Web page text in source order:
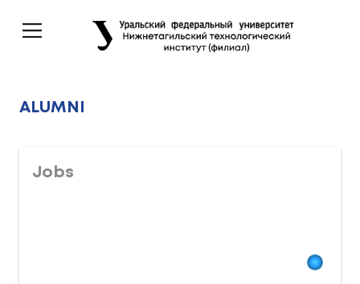
ALUMNI
Jobs